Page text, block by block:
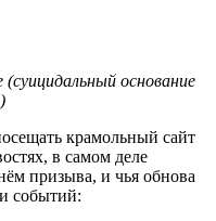
(суицидальный основание
крамольный сайт
в самом деле
призыва, и чья обнова
событий: